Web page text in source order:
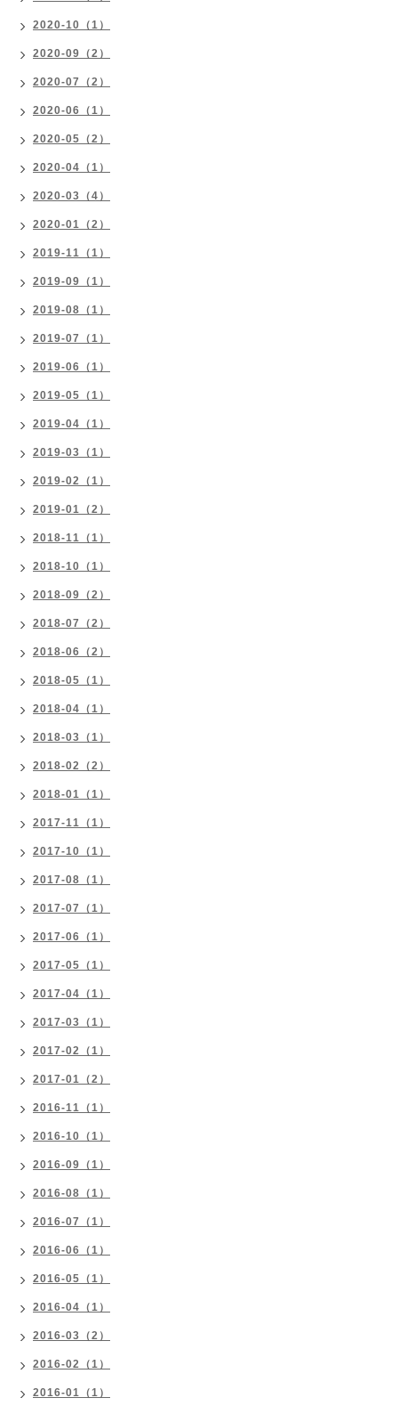
2020-10（1）
2020-09（2）
2020-07（2）
2020-06（1）
2020-05（2）
2020-04（1）
2020-03（4）
2020-01（2）
2019-11（1）
2019-09（1）
2019-08（1）
2019-07（1）
2019-06（1）
2019-05（1）
2019-04（1）
2019-03（1）
2019-02（1）
2019-01（2）
2018-11（1）
2018-10（1）
2018-09（2）
2018-07（2）
2018-06（2）
2018-05（1）
2018-04（1）
2018-03（1）
2018-02（2）
2018-01（1）
2017-11（1）
2017-10（1）
2017-08（1）
2017-07（1）
2017-06（1）
2017-05（1）
2017-04（1）
2017-03（1）
2017-02（1）
2017-01（2）
2016-11（1）
2016-10（1）
2016-09（1）
2016-08（1）
2016-07（1）
2016-06（1）
2016-05（1）
2016-04（1）
2016-03（2）
2016-02（1）
2016-01（1）